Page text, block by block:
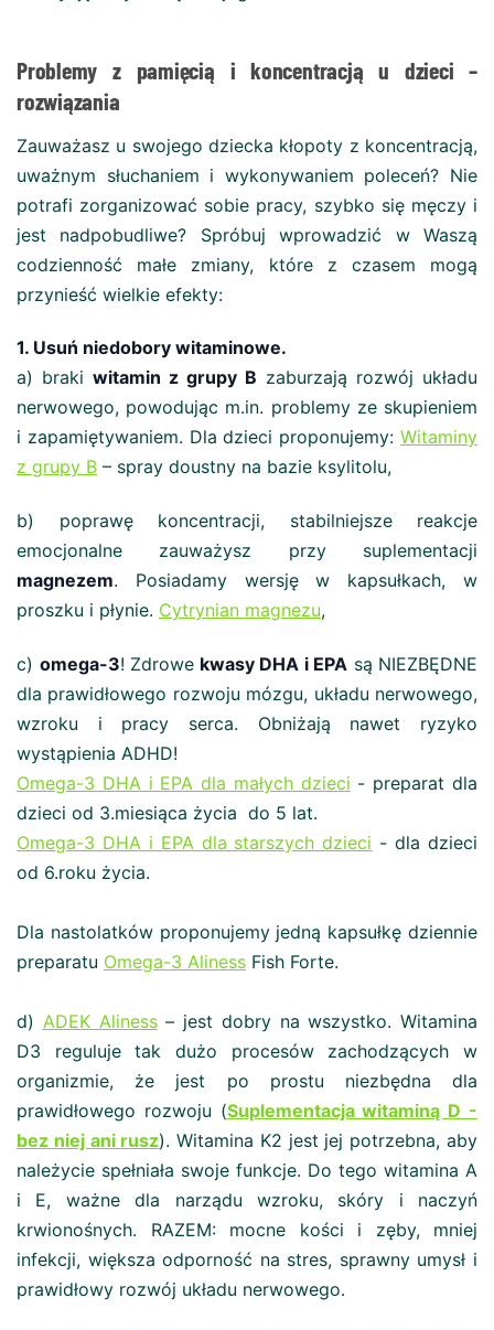
Problemy z pamięcią i koncentracją u dzieci –
rozwiązania
Zauważasz u swojego dziecka kłopoty z koncentracją,
uważnym słuchaniem i wykonywaniem poleceń? Nie
potrafi zorganizować sobie pracy, szybko się męczy i
jest nadpobudliwe? Spróbuj wprowadzić w Waszą
codzienność małe zmiany, które z czasem mogą
przynieść wielkie efekty:
1. Usuń niedobory witaminowe.
a) braki witamin z grupy B zaburzają rozwój układu
nerwowego, powodując m.in. problemy ze skupieniem
i zapamiętywaniem. Dla dzieci proponujemy: Witaminy
z grupy B – spray doustny na bazie ksylitolu,
b) poprawę koncentracji, stabilniejsze reakcje
emocjonalne zauważysz przy suplementacji
magnezem. Posiadamy wersję w kapsułkach, w
proszku i płynie. Cytrynian magnezu,
c) omega-3! Zdrowe kwasy DHA i EPA są NIEZBĘDNE
dla prawidłowego rozwoju mózgu, układu nerwowego,
wzroku i pracy serca. Obniżają nawet ryzyko
wystąpienia ADHD!
Omega-3 DHA i EPA dla małych dzieci - preparat dla
dzieci od 3.miesiąca życia do 5 lat.
Omega-3 DHA i EPA dla starszych dzieci - dla dzieci
od 6.roku życia.
Dla nastolatków proponujemy jedną kapsułkę dziennie
preparatu Omega-3 Aliness Fish Forte.
d) ADEK Aliness– jest dobry na wszystko. Witamina
D3 reguluje tak dużo procesów zachodzących w
organizmie, że jest po prostu niezbędna dla
prawidłowego rozwoju (Suplementacja witaminą D -
bez niej ani rusz). Witamina K2 jest jej potrzebna, aby
należycie spełniała swoje funkcje. Do tego witamina A
i E, ważne dla narządu wzroku, skóry i naczyń
krwionośnych. RAZEM: mocne kości i zęby, mniej
infekcji, większa odporność na stres, sprawny umysł i
prawidłowy rozwój układu nerwowego.